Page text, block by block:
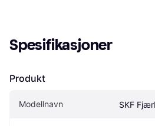
Spesifikasjoner
Produkt
Modellnavn SKF